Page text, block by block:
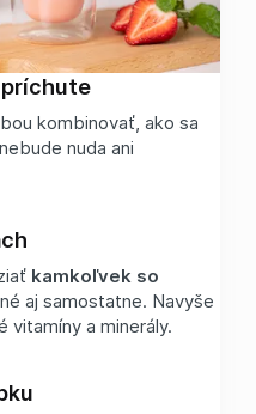
kombinovať, ako sa
nuda ani
kamkoľvek so
aj samostatne. Navyše
vitamíny a minerály.